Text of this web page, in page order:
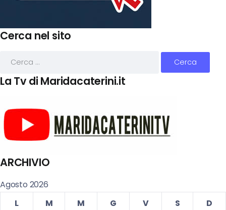
Cerca nel sito
La Tv di Maridacaterini.it
ARCHIVIO
Agosto 2026
L
M M G V S
D